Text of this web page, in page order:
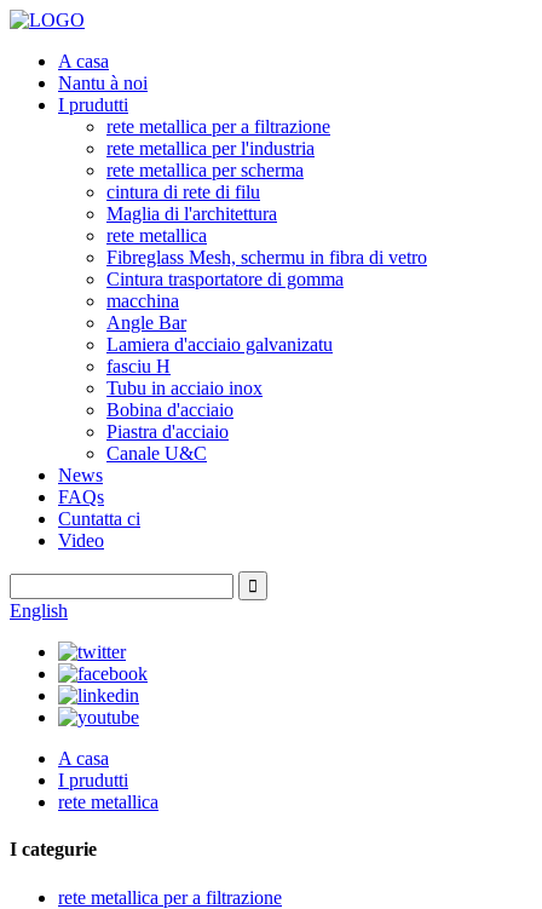
A casa
Nantu à noi
I prudutti
rete metallica per a filtrazione
rete metallica per l'industria
rete metallica per scherma
cintura di rete di filu
Maglia di l'architettura
rete metallica
Fibreglass Mesh, schermu in fibra di vetro
Cintura trasportatore di gomma
macchina
Angle Bar
Lamiera d'acciaio galvanizatu
fasciu H
Tubu in acciaio inox
Bobina d'acciaio
Piastra d'acciaio
Canale U&C
News
FAQs
Cuntatta ci
Video
English
A casa
I prudutti
rete metallica
I categurie
rete metallica per a filtrazione